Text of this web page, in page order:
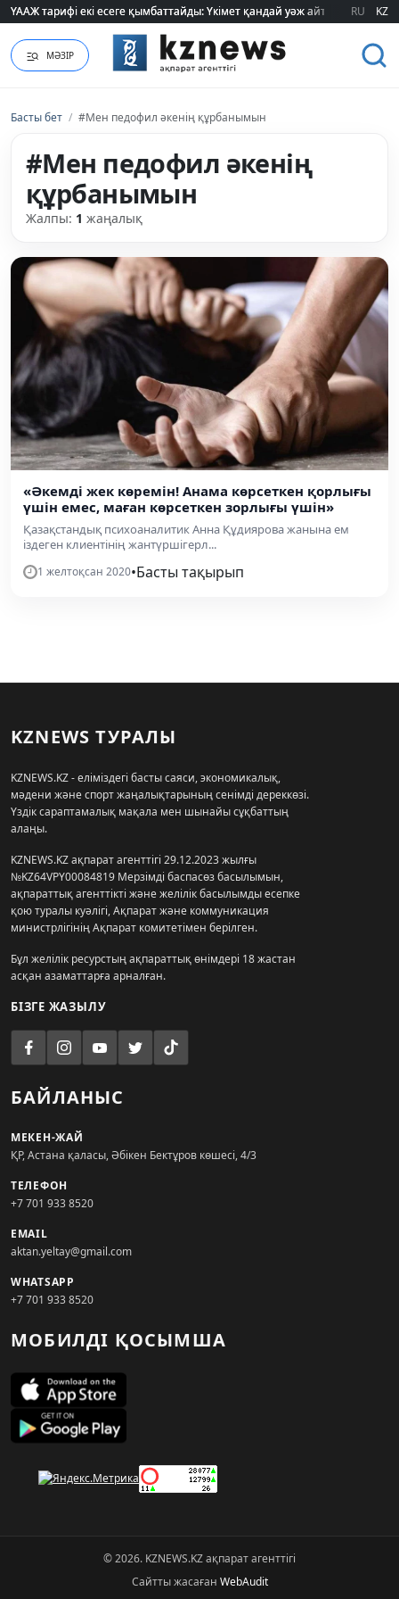
ҮААЖ тарифі екі есеге қымбаттайды: Үкімет қандай уәж айтады?
ҮААЖ тарифі екі есеге қымбаттайды: Үкімет қандай уәж айтады? RU KZ
МӘЗІР
Басты бет / #Мен педофил әкенің құрбанымын
#Мен педофил әкенің
құрбанымын
Жалпы: 1 жаңалық
«Әкемді жек көремін! Анама көрсеткен қорлығы
үшін емес, маған көрсеткен зорлығы үшін»
Қазақстандық психоаналитик Анна Құдиярова жанына ем
іздеген клиентінің жантүршігерл...
1 желтоқсан 2020•Басты тақырып
KZNEWS ТУРАЛЫ
KZNEWS.KZ - еліміздегі басты саяси, экономикалық,
мәдени және спорт жаңалықтарының сенімді дереккөзі.
Үздік сараптамалық мақала мен шынайы сұқбаттың
алаңы.
KZNEWS.KZ ақпарат агенттігі 29.12.2023 жылғы
№KZ64VPY00084819 Мерзімді баспасөз басылымын,
ақпараттық агенттікті және желілік басылымды есепке
қою туралы куәлігі, Ақпарат және коммуникация
министрлігінің Ақпарат комитетімен берілген.
Бұл желілік ресурстың ақпараттық өнімдері 18 жастан
асқан азаматтарға арналған.
БІЗГЕ ЖАЗЫЛУ
БАЙЛАНЫС
МЕКЕН-ЖАЙ
ҚР, Астана қаласы, Әбікен Бектұров көшесі, 4/3
ТЕЛЕФОН
+7 701 933 8520
EMAIL
aktan.yeltay@gmail.com
WHATSAPP
+7 701 933 8520
МОБИЛДІ ҚОСЫМША
© 2026. KZNEWS.KZ ақпарат агенттігі
Сайтты жасаған WebAudit